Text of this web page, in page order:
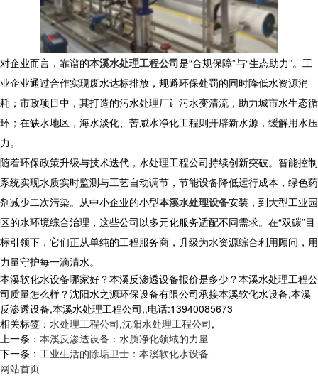
对企业而言，靠谱的本溪水处理工程公司是“合规保障”与“生态助力”。工
业企业通过合作实现废水达标排放，规避环保处罚的同时降低水资源消
耗；市政项目中，其打造的污水处理厂让污水变清流，助力城市水生态循
环；在缺水地区，海水淡化、苦咸水净化工程则开辟新水源，缓解用水压
力。
随着环保政策升级与技术迭代，水处理工程公司持续创新突破。智能控制
系统实现水质实时监测与工艺自动调节，节能设备降低运行成本，绿色药
剂减少二次污染。从中小企业的小型本溪水处理设备安装，到大型工业园
区的水环境综合治理，这些公司以多元化服务适配不同需求。在“双碳”目
标引领下，它们正从单纯的工程服务商，升级为水资源综合利用顾问，用
力量守护每一滴清水。
本溪软化水设备哪家好？本溪反渗透设备报价是多少？本溪水处理工程公
司质量怎么样？沈阳水之源环保设备有限公司承接本溪软化水设备,本溪
反渗透设备,本溪水处理工程公司,,电话:13940085673
相关标签： 水处理工程公司,沈阳水处理工程公司,
上一条： 本溪反渗透设备：水质净化领域的力量
下一条： 工业生活的除垢卫士：本溪软化水设备
网站首页